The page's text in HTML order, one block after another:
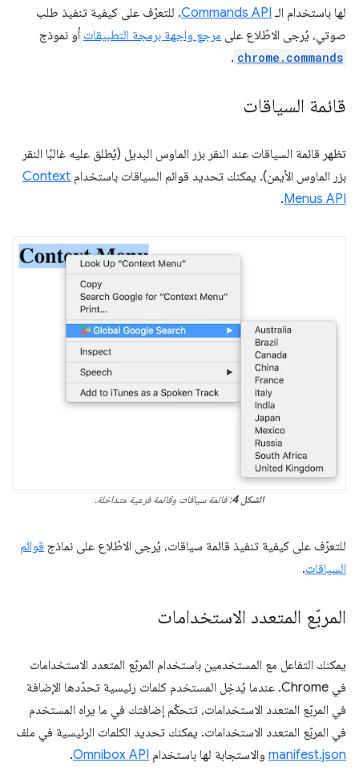
لها باستخدام الـ Commands API. للتعرّف على كيفية تنفيذ طلب
صوتي، يُرجى الاطّلاع على مرجع واجهة برمجة التطبيقات أو نموذج
chrome.commands
.
قائمة السياقات
تظهر قائمة السياقات عند النقر بزر الماوس البديل (يُطلق عليه غالبًا النقر
بزر الماوس الأيمن). يمكنك تحديد قوائم السياقات باستخدام Context
Menus API
.
الشكل 4 : قائمة سياقات وقائمة فرعية متداخلة.
للتعرّف على كيفية تنفيذ قائمة سياقات، يُرجى الاطّلاع على نماذج قوائم
السياقات.
المربّع المتعدد الاستخدامات
يمكنك التفاعل مع المستخدمين باستخدام المربّع المتعدد الاستخدامات
في Chrome. عندما يُدخِل المستخدم كلمات رئيسية تحدّدها الإضافة
في المربّع المتعدد الاستخدامات، تتحكّم إضافتك في ما يراه المستخدم
في المربّع المتعدد الاستخدامات. يمكنك تحديد الكلمات الرئيسية في ملف
manifest.json والاستجابة لها باستخدام Omnibox API
.